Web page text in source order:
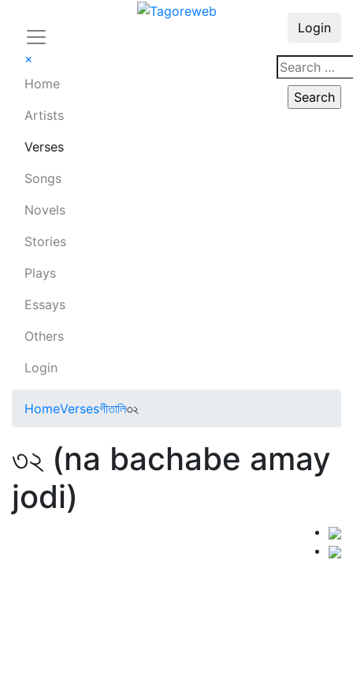
×
Home
Artists
Verses
Songs
Novels
Stories
Plays
Essays
Others
Login
Login
HomeVersesগীতালি৩২
৩২ (na bachabe amay
jodi)